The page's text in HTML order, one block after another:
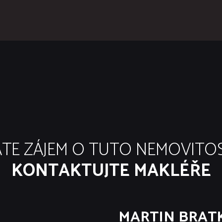
ZÁJEM O TUTO
KONTAKTUJTE MAKLÉŘE